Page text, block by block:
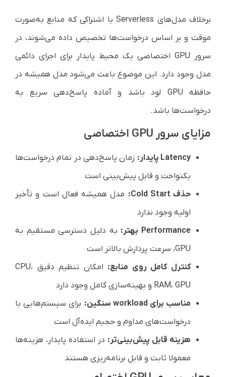
برخلاف مدل‌های Serverless یا اشتراکی که منابع به‌صورت
موقت و بر اساس درخواست‌ها تخصیص داده می‌شوند، در
سرور GPU اختصاصی یک محیط پایدار برای اجرای دائمی
مدل وجود دارد. این موضوع باعث می‌شود مدل همیشه در
حافظه GPU لود باشد و آماده پاسخ‌دهی سریع به
درخواست‌ها باشد.
مزایای سرور GPU اختصاصی
Latency پایدار:
زمان پاسخ‌دهی در تمام درخواست‌ها
یکنواخت و قابل پیش‌بینی است
حذف Cold Start:
مدل همیشه فعال است و تأخیر
اولیه وجود ندارد
Performance بهتر:
به دلیل دسترسی مستقیم به
GPU، سرعت پردازش بالاتر است
کنترل کامل روی منابع:
امکان تنظیم دقیق CPU،
RAM، GPU و بهینه‌سازی کامل وجود دارد
مناسب برای workload سنگین:
برای سیستم‌هایی با
درخواست‌های مداوم و حجیم ایده‌آل است
هزینه قابل پیش‌بینی‌تر: در استفاده پایدار، هزینه‌ها
معمولا ثابت و قابل برنامه‌ریزی هستند